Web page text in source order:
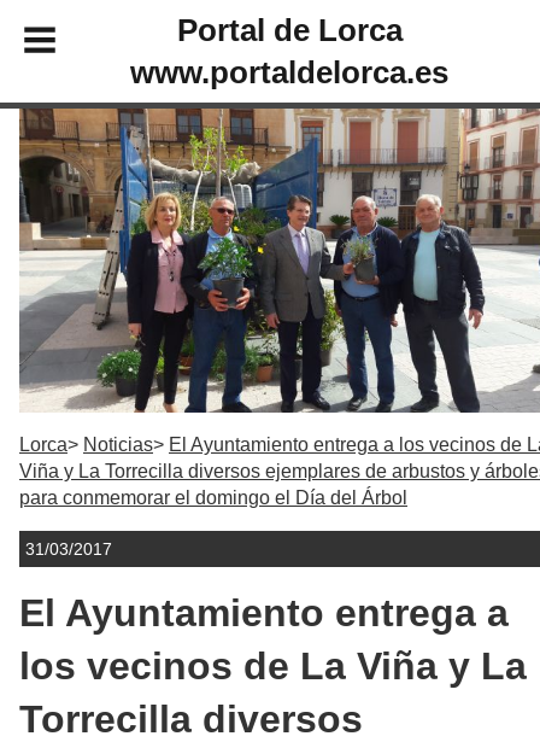
Portal de Lorca
www.portaldelorca.es
Lorca Noticias
El Ayuntamiento entrega a los vecinos de
Viña y La Torrecilla diversos ejemplares de arbustos y
para conmemorar el domingo el Día del Árbol
31/03/2017
El Ayuntamiento entrega a
los vecinos de La Viña y La
Torrecilla diversos